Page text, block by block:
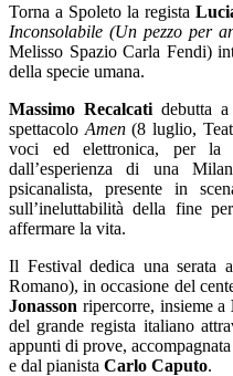
Torna a Spoleto la regista
Inconsolabile (Un pezzo per
Melisso Spazio Carla Fendi)
della specie umana.
Massimo Recalcati debutta
spettacolo Amen(8 luglio,
voci ed elettronica, per
dall’esperienza di una
psicanalista, presente in
sull’ineluttabilità della fine
affermare la vita.
Il Festival dedica una serata a
Romano), in occasione del
Jonasson ripercorre, insieme a
del grande regista italiano
appunti di prove,
e dal pianista Carlo Caputo.